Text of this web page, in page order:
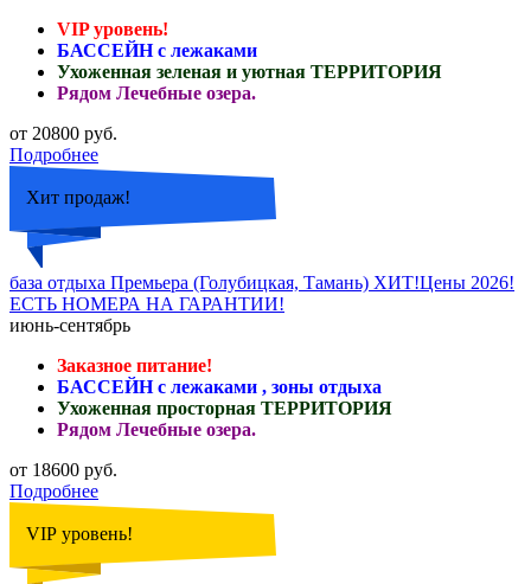
VIP уровень!
БАССЕЙН с лежаками
Ухоженная зеленая и уютная ТЕРРИТОРИЯ
Рядом Лечебные озера.
от 20800 руб.
Подробнее
Хит продаж!
база отдыха Премьера (Голубицкая, Тамань) ХИТ!Цены 2026!
ЕСТЬ НОМЕРА НА ГАРАНТИИ!
июнь-сентябрь
Заказное питание!
БАССЕЙН с лежаками , зоны отдыха
Ухоженная просторная ТЕРРИТОРИЯ
Рядом Лечебные озера.
от 18600 руб.
Подробнее
VIP уровень!